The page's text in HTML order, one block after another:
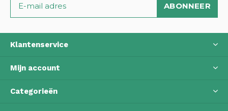
ABONNEER
Klantenservice
Mijn account
Categorieën